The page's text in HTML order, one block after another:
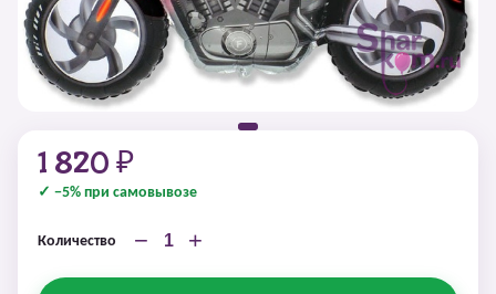
1 820 ₽
✓ −5% при самовывозе
Количество − +